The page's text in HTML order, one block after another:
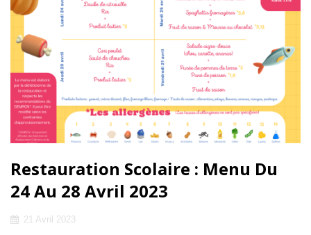
Restauration Scolaire : Menu Du
24 Au 28 Avril 2023
Posted
21 Avril 2023